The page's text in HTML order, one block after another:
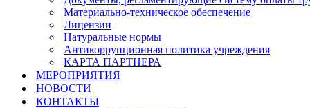
Материально-техническое обеспечение
Лицензии
Натуральные нормы
Антикоррупционная политика учреждения
КАРТА ПАРТНЕРА
МЕРОПРИЯТИЯ
НОВОСТИ
КОНТАКТЫ